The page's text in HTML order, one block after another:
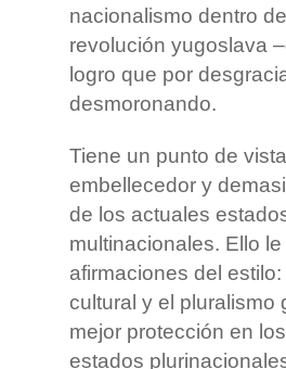
nacionalismo dentro
revolución yugoslava
logro que por
desmoronando.
Tiene un punto de vista
embellecedor y
de los actuales
multinacionales. Ello
afirmaciones del estilo:
cultural y el pluralismo
mejor protección en
estados